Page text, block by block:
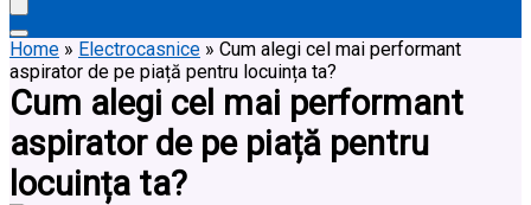
Home » Electrocasnice » Cum alegi cel mai performant
aspirator de pe piață pentru locuința ta?
Cum alegi cel mai performant
aspirator de pe piață pentru
locuința ta?